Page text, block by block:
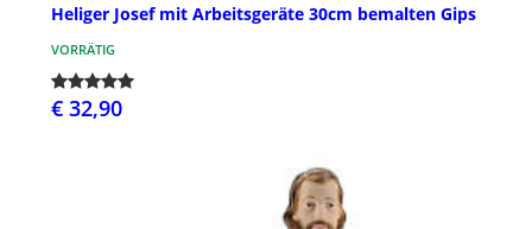
Heliger Josef mit Arbeitsgeräte 30cm bemalten Gips
VORRÄTIG
€ 32,90